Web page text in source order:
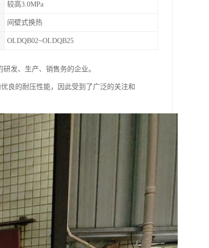
较高3.0MPa
间壁式换热
OLDQB02~OLDQB25
发、生产、销售务的企业。
良的耐压性能，因此受到了广泛的关注和